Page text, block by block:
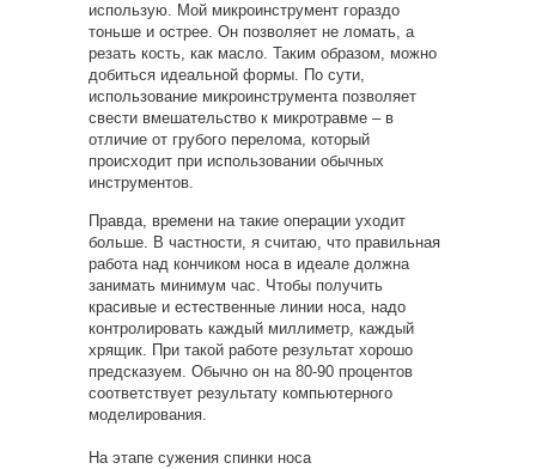
использую. Мой микроинструмент гораздо
тоньше и острее. Он позволяет не ломать, а
резать кость, как масло. Таким образом, можно
добиться идеальной формы. По сути,
использование микроинструмента позволяет
свести вмешательство к микротравме – в
отличие от грубого перелома, который
происходит при использовании обычных
инструментов.
Правда, времени на такие операции уходит
больше. В частности, я считаю, что правильная
работа над кончиком носа в идеале должна
занимать минимум час. Чтобы получить
красивые и естественные линии носа, надо
контролировать каждый миллиметр, каждый
хрящик. При такой работе результат хорошо
предсказуем. Обычно он на 80-90 процентов
соответствует результату компьютерного
моделирования.
На этапе сужения спинки носа